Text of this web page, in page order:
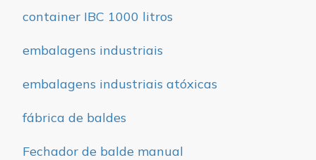
container IBC 1000 litros
embalagens industriais
embalagens industriais atóxicas
fábrica de baldes
Fechador de balde manual